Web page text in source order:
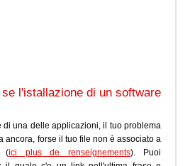
l'istallazione di un software
di una delle applicazioni, il tuo problema
ancora, forse il tuo file non è associato a
(ici plus de renseignements). Puoi